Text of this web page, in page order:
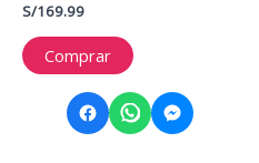
Valorado
5.00
de 5
S/169.99
Comprar